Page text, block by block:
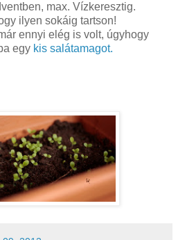
max. Vízkeresztig.
ilyen sokáig tartson!
ennyi elég is volt, úgyhogy
egy kis salátamagot.